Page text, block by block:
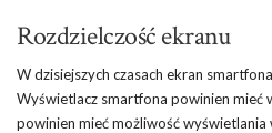
Rozdzielczość ekranu
W dzisiejszych czasach ekran
Wyświetlacz smartfona powinien mieć
powinien mieć możliwość wyświetlania